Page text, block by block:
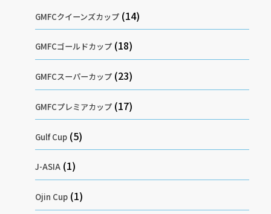
GMFCクイーンズカップ (14)
GMFCゴールドカップ (18)
GMFCスーパーカップ (23)
GMFCプレミアカップ (17)
Gulf Cup (5)
J-ASIA (1)
Ojin Cup (1)